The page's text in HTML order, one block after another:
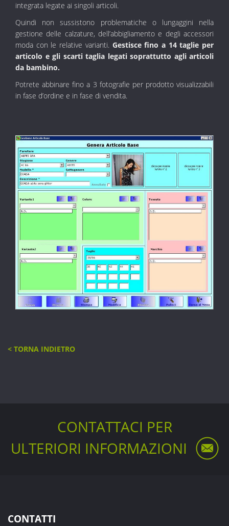
integrata legate ai singoli articoli.
Quindi non sussistono problematiche o lungaggini nella
gestione delle calzature, dell’abbigliamento e degli accessori
moda con le relative varianti. Gestisce fino a 14 taglie per
articolo e gli scarti taglia legati soprattutto agli articoli
da bambino.
Potrete abbinare fino a 3 fotografie per prodotto visualizzabili
in fase d’ordine e in fase di vendita.
< TORNA INDIETRO
CONTATTACI PER
ULTERIORI INFORMAZIONI
CONTATTI